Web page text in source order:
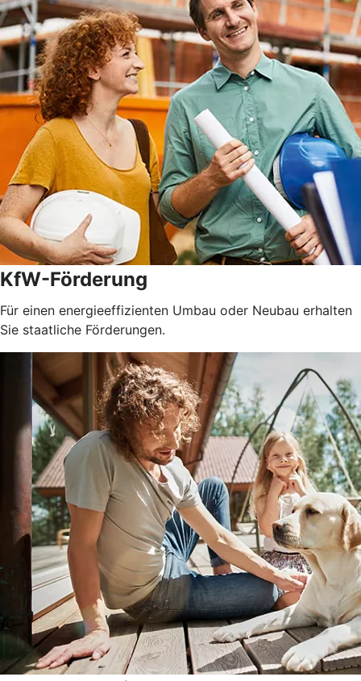
KfW-Förderung
Für einen energieeffizienten Umbau oder Neubau erhalten
Sie staatliche Förderungen.